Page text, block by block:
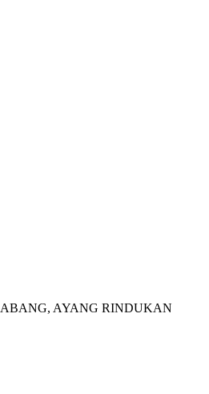
ABANG, AYANG RINDUKAN